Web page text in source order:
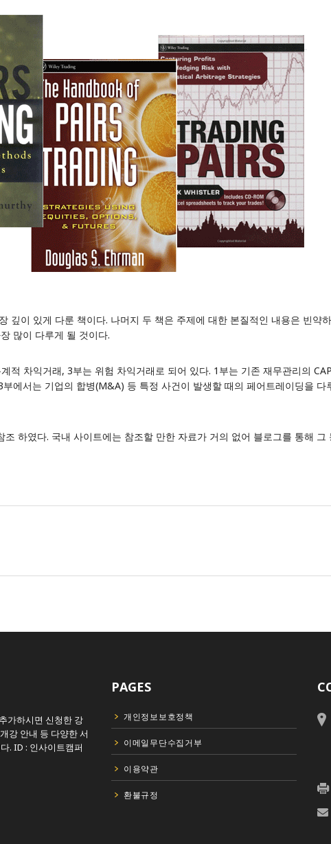
깊이 있게 다룬 책이다. 나머지 두 책은 주제에 대한 본질적인 내용은 빈약
많이 다루게 될 것이다.
차익거래, 3부는 위험 차익거래로 되어 있다. 1부는 기존 재무관리의
에서는 기업의 합병(M&A) 등 특정 사건이 발생할 때의 페어트레이딩을
하였다. 국내 사이트에는 참조할 만한 자료가 거의 없어 블로그를 통해
가하시면 신청한 강
강 안내 등 다양한 서
. ID : 인사이트캠퍼
PAGES
개인정보보호정책
이메일무단수집거부
이용약관
환불규정